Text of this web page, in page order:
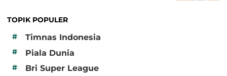
TOPIK POPULER
#
Timnas Indonesia
# Piala Dunia
# Bri Super League